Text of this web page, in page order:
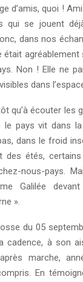
d’amis, quoi !
qui se jouent
dans nos
était
Non ! Elle ne
dans
qu’à écouter les
le pays vit dans la
dans le froid
des étés,
nous-pays.
Galilée
».
du 05
cadence, à son
marche,
En